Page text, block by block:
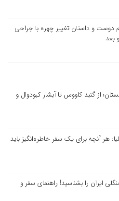
دوست و داستان تغییر چهره با جراحی
بعد
از گنبد کاووس تا آبشار کبودوال و
هر آنچه برای یک سفر خاطره‌انگیز باید
ایران را بشناسید! راهنمای سفر و